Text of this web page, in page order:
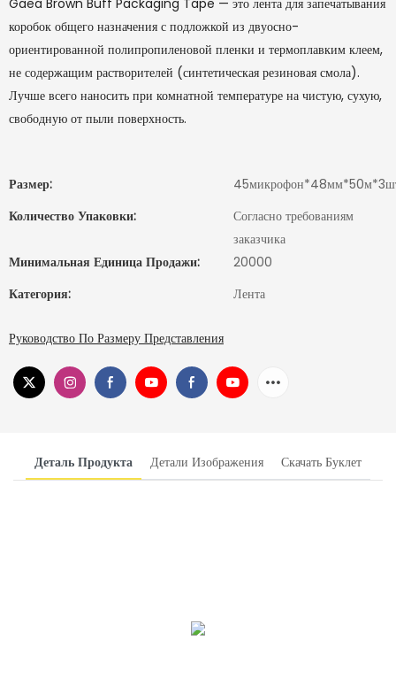
Gaea Brown Buff Packaging Tape — это лента для запечатывания
коробок общего назначения с подложкой из двуосно-
ориентированной полипропиленовой пленки и термоплавким клеем,
не содержащим растворителей (синтетическая резиновая смола).
Лучше всего наносить при комнатной температуре на чистую, сухую,
свободную от пыли поверхность.
Размер:
Количество Упаковки:
Согласно требованиям
заказчика
Минимальная Единица Продажи:
20000
Категория:
Лента
Руководство По Размеру Представления
Деталь Продукта Детали Изображения Скачать Буклет